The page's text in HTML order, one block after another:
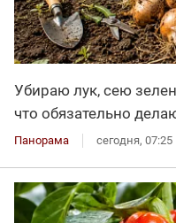
Убираю лук, сею
что обязательно
Панорама сегодня, 07:25